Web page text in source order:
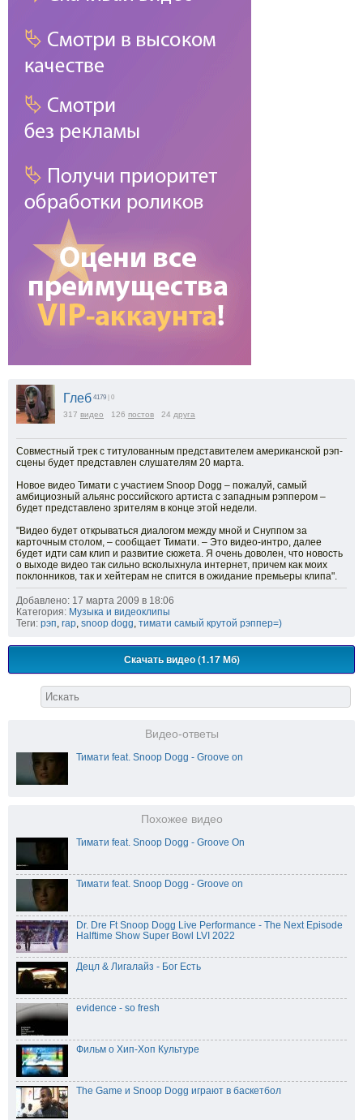
Глеб 4179 | 0
317 видео 126 постов 24 друга
Совместный трек с титулованным представителем американской рэп-
сцены будет представлен слушателям 20 марта.
Новое видео Тимати с участием Snoop Dogg – пожалуй, самый
амбициозный альянс российского артиста с западным рэппером –
будет представлено зрителям в конце этой недели.
"Видео будет открываться диалогом между мной и Снуппом за
карточным столом, – сообщает Тимати. – Это видео-интро, далее
будет идти сам клип и развитие сюжета. Я очень доволен, что новость
о выходе видео так сильно всколыхнула интернет, причем как моих
поклонников, так и хейтерам не спится в ожидание премьеры клипа".
Добавлено: 17 марта 2009 в 18:06
Категория: Музыка и видеоклипы
Теги: рэп, rap, snoop dogg, тимати самый крутой рэппер=)
Скачать видео (1.17 Мб)
Видео-ответы
Тимати feat. Snoop Dogg - Groove on
Похожее видео
Тимати feat. Snoop Dogg - Groove On
Тимати feat. Snoop Dogg - Groove on
Dr. Dre Ft Snoop Dogg Live Performance - The Next Episode
Halftime Show Super Bowl LVI 2022
Децл & Лигалайз - Бог Есть
evidence - so fresh
Фильм о Хип-Хоп Культуре
The Game и Snoop Dogg играют в баскетбол